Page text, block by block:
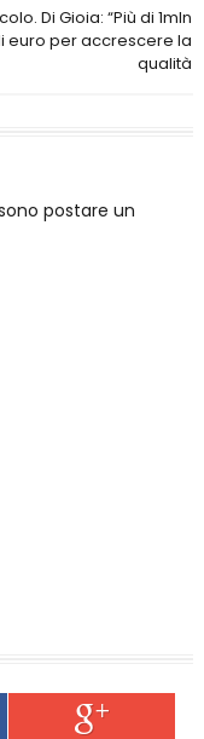
Di Gioia: “Più di 1mln
euro per accrescere la
qualità
postare un